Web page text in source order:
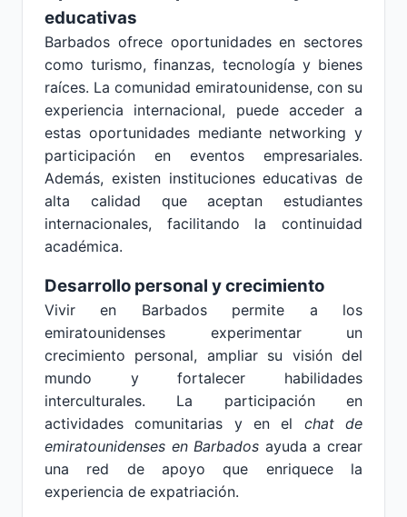
educativas
Barbados ofrece oportunidades en sectores
como turismo, finanzas, tecnología y bienes
raíces. La comunidad emiratounidense, con su
experiencia internacional, puede acceder a
estas oportunidades mediante networking y
participación en eventos empresariales.
Además, existen instituciones educativas de
alta calidad que aceptan estudiantes
internacionales, facilitando la continuidad
académica.
Desarrollo personal y crecimiento
Vivir en Barbados permite a los
emiratounidenses experimentar un
crecimiento personal, ampliar su visión del
mundo y fortalecer habilidades
interculturales. La participación en
actividades comunitarias y en el chat de
emiratounidenses en Barbados ayuda a crear
una red de apoyo que enriquece la
experiencia de expatriación.